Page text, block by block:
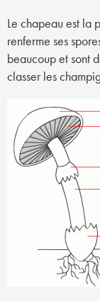
Le chapeau est la
renferme ses
beaucoup et sont
classer les